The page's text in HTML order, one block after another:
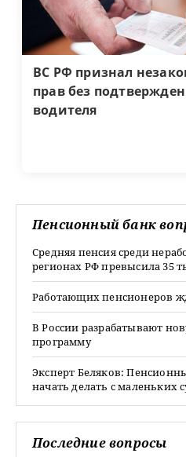
ВС РФ признал
прав без
водителя
Пенсионный банк
Средняя пенсия среди
регионах РФ превысила 35
Работающих пенсионеров
В России разрабатывают
программу
Эксперт Беляков:
начать делать с маленьких
Последние вопросы